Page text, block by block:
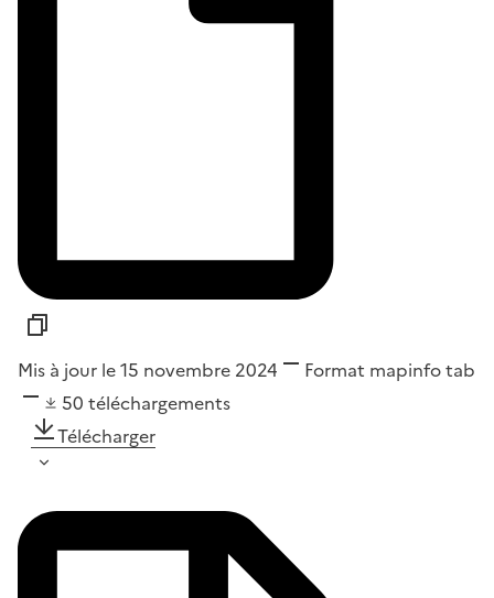
Mis à jour le 15 novembre 2024 Format mapinfo tab
50 téléchargements
Télécharger